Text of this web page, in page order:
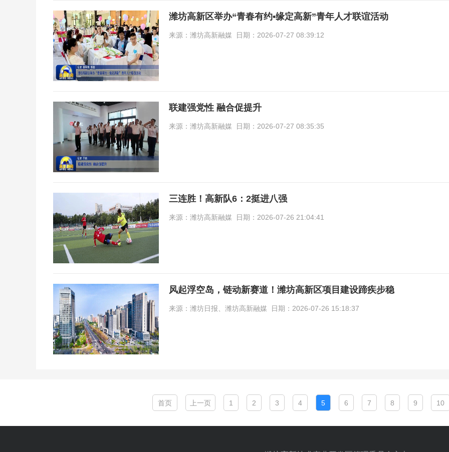
潍坊高新区举办“青春有约•缘定高新”青年人才联谊活动
来源：潍坊高新融媒 日期：2026-07-27 08:39:12
联建强党性 融合促提升
来源：潍坊高新融媒 日期：2026-07-27 08:35:35
三连胜！高新队6：2挺进八强
来源：潍坊高新融媒 日期：2026-07-26 21:04:41
风起浮空岛，链动新赛道！潍坊高新区项目建设蹄疾步稳
来源：潍坊日报、潍坊高新融媒 日期：2026-07-26 15:18:37
首页 上一页 1 2 3 4 5 6 7 8 9 10